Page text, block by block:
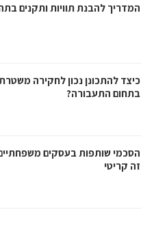
המדריך להבנת תוויות ותקנים
כיצד להתכונן נכון לחקירה
בתחום התעבורה?
הסכמי שותפות בעסקים
זה קריטי